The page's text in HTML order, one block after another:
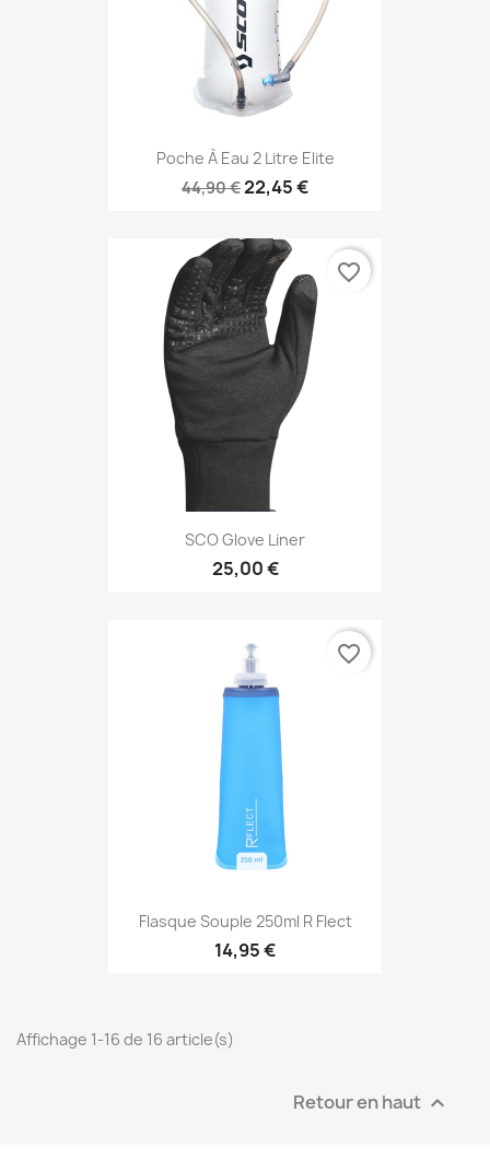
Poche À Eau 2 Litre Elite
44,90 €22,45 €
SCO Glove Liner
25,00 €
favorite_border
Flasque Souple 250ml R Flect
14,95 €
favorite_border
Affichage 1-16 de 16 article(s)
Retour en haut 